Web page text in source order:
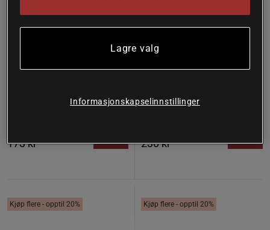
1 anmeldelser
173 kr
1 anmeldelser
230 kr
Kjøp flere - opptil 20% Kjøp flere - opptil 20%
Lagre valg
Informasjonskapselinnstillinger